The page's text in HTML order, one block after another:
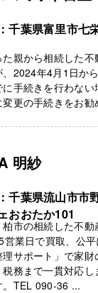
千葉県富里市七
た親から相続した
2024年4月1日か
手続きを行わない
変更の手続きをお
明紗
千葉県流山市市
おおたか101
市の相続した不
営業日で買取、公
サポート」で家
務まで一貫対応
。TEL 090-36 ...